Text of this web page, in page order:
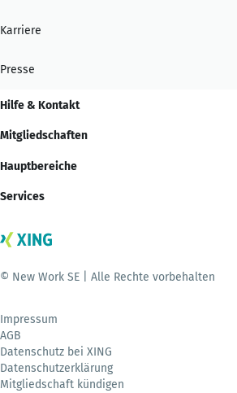
Karriere
Presse
Hilfe & Kontakt
Mitgliedschaften
Hauptbereiche
Services
© New Work SE | Alle Rechte vorbehalten
Impressum
AGB
Datenschutz bei XING
Datenschutzerklärung
Mitgliedschaft kündigen